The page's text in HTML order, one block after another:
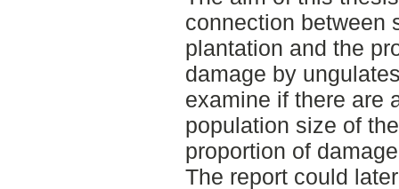
connection between
plantation and the
damage by
examine if there are
population size of
proportion of
The report could